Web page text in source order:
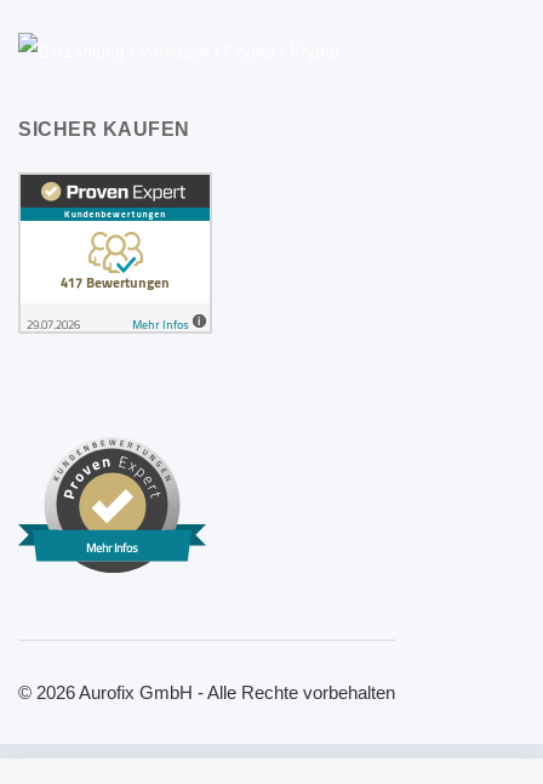
SICHER KAUFEN
Mehr Infos
© 2026 Aurofix GmbH - Alle Rechte vorbehalten